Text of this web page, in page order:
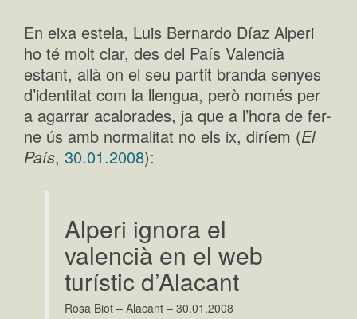
En eixa estela, Luis Bernardo Díaz Alperi
ho té molt clar, des del País Valencià
estant, allà on el seu partit branda senyes
d’identitat com la llengua, però només per
a agarrar acalorades, ja que a l’hora de fer-
ne ús amb normalitat no els ix, diríem (El
País, 30.01.2008):
Alperi ignora el
valencià en el web
turístic d’Alacant
Rosa Biot – Alacant – 30.01.2008